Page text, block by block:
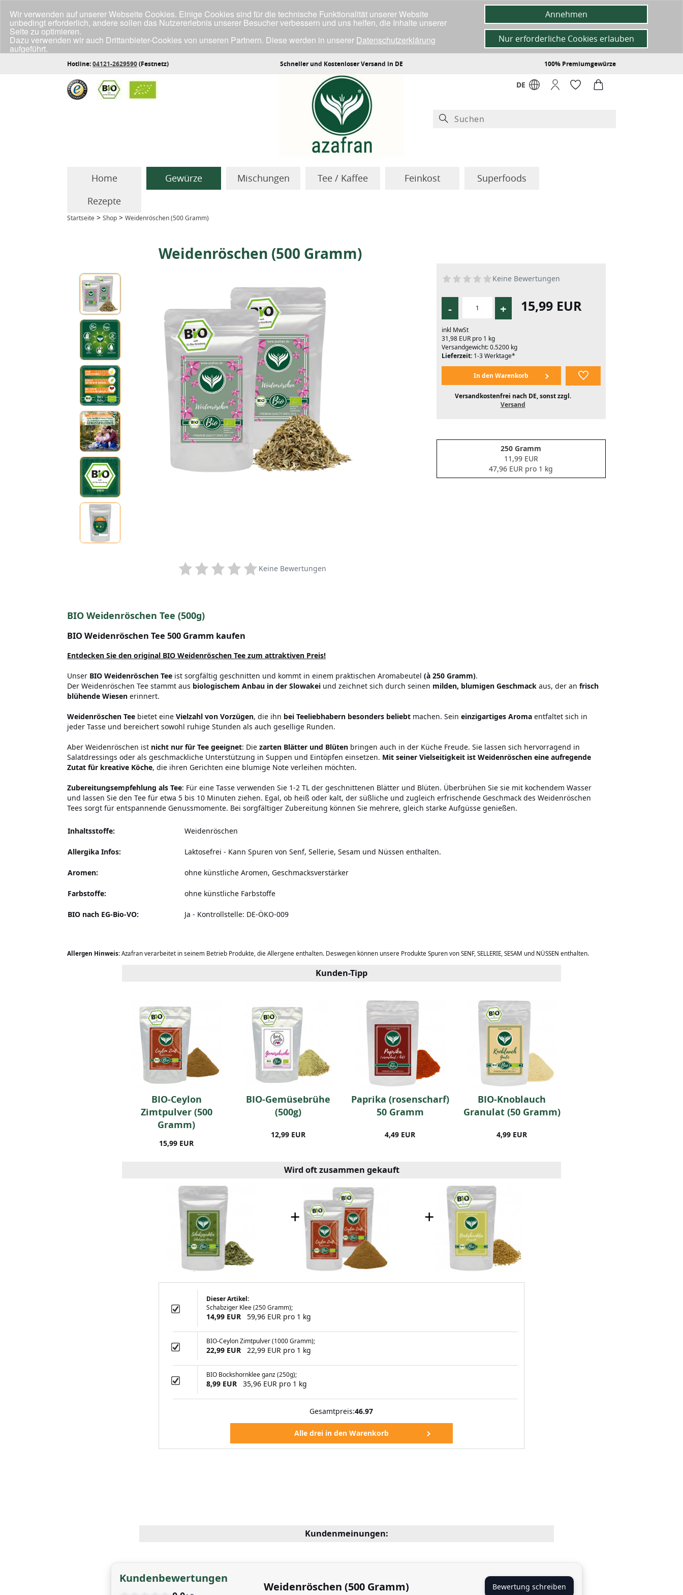
Hotline:04121-2629590(Festnetz) Schneller und Kostenloser Versand in DE 100% Premiumgewürze
DE
Home Gewürze Mischungen Tee / Kaffee Feinkost
Superfoods
Rezepte
Startseite > Shop > Weidenröschen (500 Gramm)
Weidenröschen (500 Gramm)
Keine Bewertungen
Keine Bewertungen
- + 15,99 EUR
inkl MwSt
31,98 EUR pro 1 kg
Versandgewicht: 0.5200 kg
Lieferzeit:1-3 Werktage*
Versandkostenfrei nach DE, sonst zzgl.
Versand
250 Gramm
11,99 EUR
47,96 EUR pro 1 kg
BIO Weidenröschen Tee (500g)
BIO Weidenröschen Tee 500 Gramm kaufen
Entdecken Sie den original BIO Weidenröschen Tee zum attraktiven Preis!
Unser BIO Weidenröschen Tee ist sorgfältig geschnitten und kommt in einem praktischen Aromabeutel (à 250 Gramm).
Der Weidenröschen Tee stammt aus biologischem Anbau in der Slowakei und zeichnet sich durch seinen milden, blumigen Geschmack aus, der an frisch
blühende Wiesen erinnert.
Weidenröschen Tee bietet eine Vielzahl von Vorzügen, die ihn bei Teeliebhabern besonders beliebt machen. Sein einzigartiges Aroma entfaltet sich in
jeder Tasse und bereichert sowohl ruhige Stunden als auch gesellige Runden.
Aber Weidenröschen ist nicht nur für Tee geeignet: Die zarten Blätter und Blüten bringen auch in der Küche Freude. Sie lassen sich hervorragend in
Salatdressings oder als geschmackliche Unterstützung in Suppen und Eintöpfen einsetzen. Mit seiner Vielseitigkeit ist Weidenröschen eine aufregende
Zutat für kreative Köche, die ihren Gerichten eine blumige Note verleihen möchten.
Zubereitungsempfehlung als Tee: Für eine Tasse verwenden Sie 1-2 TL der geschnittenen Blätter und Blüten. Überbrühen Sie sie mit kochendem Wasser
und lassen Sie den Tee für etwa 5 bis 10 Minuten ziehen. Egal, ob heiß oder kalt, der süßliche und zugleich erfrischende Geschmack des Weidenröschen
Tees sorgt für entspannende Genussmomente. Bei sorgfältiger Zubereitung können Sie mehrere, gleich starke Aufgüsse genießen.
Inhaltsstoffe: Weidenröschen
Allergika Infos: Laktosefrei - Kann Spuren von Senf, Sellerie, Sesam und Nüssen enthalten.
Aromen: ohne künstliche Aromen, Geschmacksverstärker
Farbstoffe: ohne künstliche Farbstoffe
BIO nach EG-Bio-VO: Ja - Kontrollstelle: DE-ÖKO-009
Allergen Hinweis: Azafran verarbeitet in seinem Betrieb Produkte, die Allergene enthalten. Deswegen können unsere Produkte Spuren von SENF, SELLERIE, SESAM und NÜSSEN enthalten.
Kunden-Tipp
BIO-Ceylon
Zimtpulver (500
Gramm)
15,99 EUR
BIO-Gemüsebrühe
(500g)
12,99 EUR
Paprika (rosenscharf)
50 Gramm
4,49 EUR
BIO-Knoblauch
Granulat (50 Gramm)
4,99 EUR
Wird oft zusammen gekauft
+ +
Dieser Artikel:
Schabziger Klee (250 Gramm);
14,99 EUR 59,96 EUR pro 1 kg
BIO-Ceylon Zimtpulver (1000 Gramm);
22,99 EUR 22,99 EUR pro 1 kg
BIO Bockshornklee ganz (250g);
8,99 EUR 35,96 EUR pro 1 kg
Gesamtpreis:46.97
Kundenmeinungen:
Kundenbewertungen
Weidenröschen (500 Gramm) Bewertung schreiben
Wir verwenden auf unserer Webseite Cookies. Einige Cookies sind für die technische Funktionalität unserer Website
unbedingt erforderlich, andere sollen das Nutzererlebnis unserer Besucher verbessern und uns helfen, die Inhalte unserer
Seite zu optimieren.
Dazu verwenden wir auch Drittanbieter-Cookies von unseren Partnern. Diese werden in unserer Datenschutzerklärung
aufgeführt.
Klicke unten auf "Annehmen", wenn du mit der Verwendung aller Cookies einverstanden bist.
Annehmen
Nur erforderliche Cookies erlauben